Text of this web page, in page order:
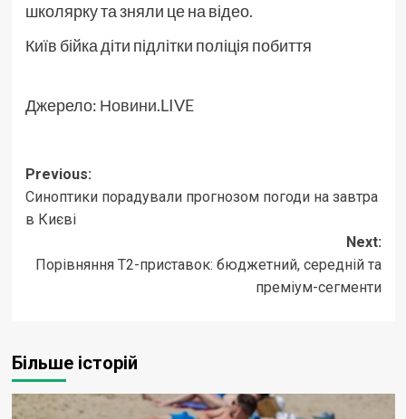
школярку та зняли це на відео.
Київ бійка діти підлітки поліція побиття
Джерело: Новини.LIVE
Post
navigation
Previous:
Синоптики порадували прогнозом погоди на завтра
в Києві
Next:
Порівняння Т2-приставок: бюджетний, середній та
преміум-сегменти
Більше історій